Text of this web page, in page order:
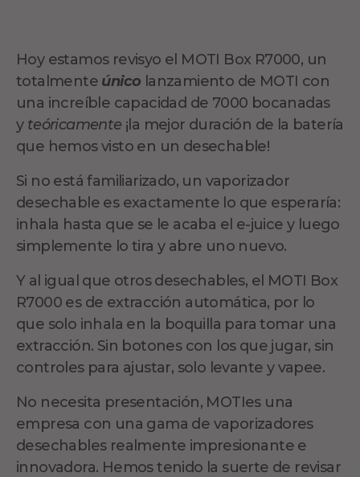
Hoy estamos revisyo el MOTI Box R7000, un
totalmente único lanzamiento de MOTI con
una increíble capacidad de 7000 bocanadas
y teóricamente ¡la mejor duración de la batería
que hemos visto en un desechable!
Si no está familiarizado, un vaporizador
desechable es exactamente lo que esperaría:
inhala hasta que se le acaba el e-juice y luego
simplemente lo tira y abre uno nuevo.
Y al igual que otros desechables, el MOTI Box
R7000 es de extracción automática, por lo
que solo inhala en la boquilla para tomar una
extracción. Sin botones con los que jugar, sin
controles para ajustar, solo levante y vapee.
No necesita presentación, MOTIes una
empresa con una gama de vaporizadores
desechables realmente impresionante e
innovadora. Hemos tenido la suerte de revisar